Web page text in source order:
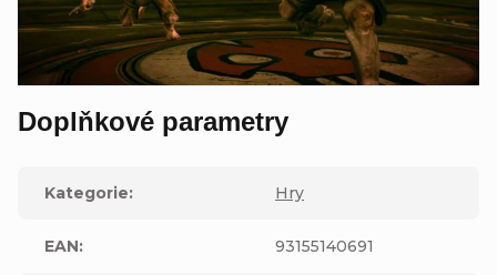
Doplňkové parametry
Kategorie: Hry
EAN: 93155140691